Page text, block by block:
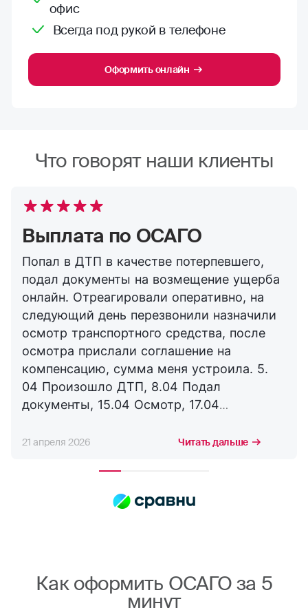
офис
Всегда под рукой в телефоне
Оформить онлайн
Что говорят наши клиенты
Выплата по ОСАГО
Попал в ДТП в качестве потерпевшего,
подал документы на возмещение ущерба
онлайн. Отреагировали оперативно, на
следующий день перезвонили назначили
осмотр транспортного средства, после
осмотра прислали соглашение на
компенсацию, сумма меня устроила. 5.
04 Произошло ДТП, 8.04 Подал
документы, 15.04 Осмотр, 17.04
сотрудничать с компанией дальше,
21 апреля 2026 Читать дальше
Как оформить ОСАГО за 5
минут